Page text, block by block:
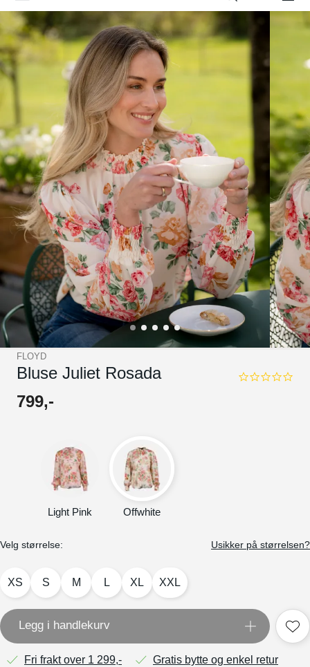
FLOYD
Bluse Juliet Rosada
0.0
799,-
Light Pink Offwhite
Velg størrelse: Usikker på størrelsen?
XS S M L XL XXL
Legg i handlekurv
Fri frakt over 1 299,-
Gratis bytte og enkel retur